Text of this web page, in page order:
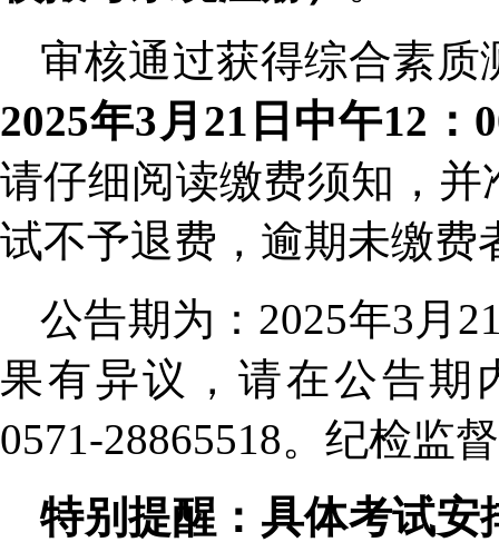
审核通过获得综合素质
2025年3月21日中午12：
请仔细阅读缴费须知，
试不予退费，逾期未缴费
公告期为：2025年3月
果有异议，请在公告期
0571-28865518。纪检监
特别提醒：具体考试